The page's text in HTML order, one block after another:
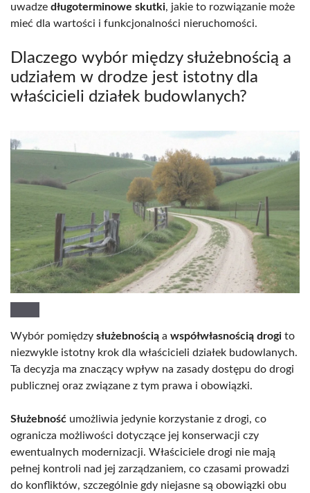
uwadze długoterminowe skutki, jakie to rozwiązanie może
mieć dla wartości i funkcjonalności nieruchomości.
Dlaczego wybór między służebnością a
udziałem w drodze jest istotny dla
właścicieli działek budowlanych?
Wybór pomiędzy służebnością a współwłasnością drogi to
niezwykle istotny krok dla właścicieli działek budowlanych.
Ta decyzja ma znaczący wpływ na zasady dostępu do drogi
publicznej oraz związane z tym prawa i obowiązki.
Służebność umożliwia jedynie korzystanie z drogi, co
ogranicza możliwości dotyczące jej konserwacji czy
ewentualnych modernizacji. Właściciele drogi nie mają
pełnej kontroli nad jej zarządzaniem, co czasami prowadzi
do konfliktów, szczególnie gdy niejasne są obowiązki obu